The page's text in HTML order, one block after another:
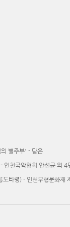
별주부' - 담은
인천국악협회 안선균 외 4
타령) - 인천무형문화재